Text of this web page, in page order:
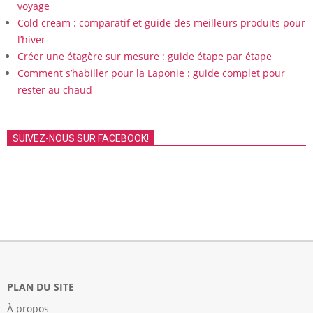
voyage
Cold cream : comparatif et guide des meilleurs produits pour
l’hiver
Créer une étagère sur mesure : guide étape par étape
Comment s’habiller pour la Laponie : guide complet pour
rester au chaud
SUIVEZ-NOUS SUR FACEBOOK!
PLAN DU SITE
À propos